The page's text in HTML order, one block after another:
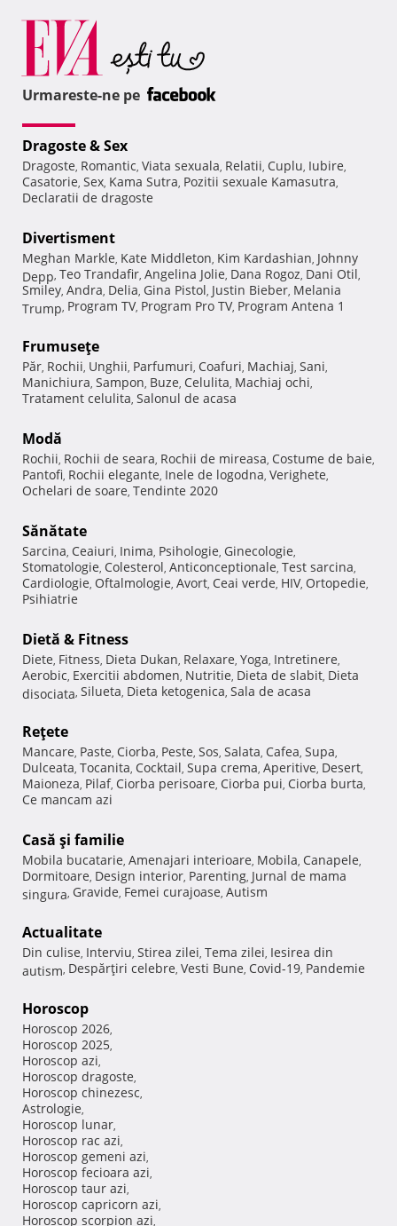
Urmareste-ne pe
Dragoste & Sex
Dragoste, Romantic, Viata sexuala, Relatii, Cuplu, Iubire,
Casatorie, Sex, Kama Sutra, Pozitii sexuale Kamasutra,
Declaratii de dragoste
Divertisment
Meghan Markle, Kate Middleton, Kim Kardashian, Johnny
Depp, Teo Trandafir, Angelina Jolie, Dana Rogoz, Dani Otil,
Smiley, Andra, Delia, Gina Pistol, Justin Bieber, Melania
Trump, Program TV, Program Pro TV, Program Antena 1
Frumuseţe
Păr, Rochii, Unghii, Parfumuri, Coafuri, Machiaj, Sani,
Manichiura, Sampon, Buze, Celulita, Machiaj ochi,
Tratament celulita, Salonul de acasa
Modă
Rochii, Rochii de seara, Rochii de mireasa, Costume de baie,
Pantofi, Rochii elegante, Inele de logodna, Verighete,
Ochelari de soare, Tendinte 2020
Sănătate
Sarcina, Ceaiuri, Inima, Psihologie, Ginecologie,
Stomatologie, Colesterol, Anticonceptionale, Test sarcina,
Cardiologie, Oftalmologie, Avort, Ceai verde, HIV, Ortopedie,
Psihiatrie
Dietă & Fitness
Diete, Fitness, Dieta Dukan, Relaxare, Yoga, Intretinere,
Aerobic, Exercitii abdomen, Nutritie, Dieta de slabit, Dieta
disociata, Silueta, Dieta ketogenica, Sala de acasa
Reţete
Mancare, Paste, Ciorba, Peste, Sos, Salata, Cafea, Supa,
Dulceata, Tocanita, Cocktail, Supa crema, Aperitive, Desert,
Maioneza, Pilaf, Ciorba perisoare, Ciorba pui, Ciorba burta,
Ce mancam azi
Casă şi familie
Mobila bucatarie, Amenajari interioare, Mobila, Canapele,
Dormitoare, Design interior, Parenting, Jurnal de mama
singura, Gravide, Femei curajoase, Autism
Actualitate
Din culise, Interviu, Stirea zilei, Tema zilei, Iesirea din
autism, Despărţiri celebre, Vesti Bune, Covid-19, Pandemie
Horoscop
Horoscop 2026,
Horoscop 2025,
Horoscop azi,
Horoscop dragoste,
Horoscop chinezesc,
Astrologie,
Horoscop lunar,
Horoscop rac azi,
Horoscop gemeni azi,
Horoscop fecioara azi,
Horoscop taur azi,
Horoscop capricorn azi,
Horoscop scorpion azi,